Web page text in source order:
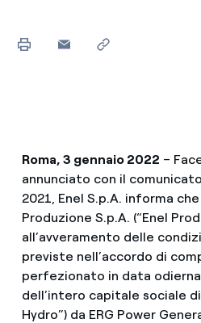
Roma, 3 gennaio 2022 –
annunciato con il
2021, Enel S.p.A. informa
Produzione S.p.A. (“Enel
all’avveramento delle
previste nell’accordo di
perfezionato in data odierna
dell’intero capitale sociale di
Hydro”) da ERG Power